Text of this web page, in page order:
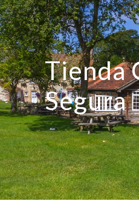
Tienda
Segura